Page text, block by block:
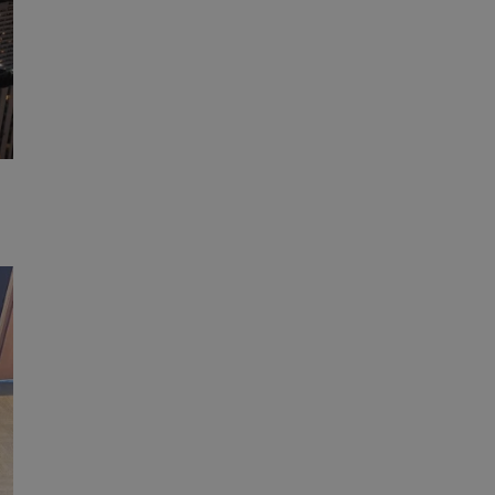
sesji.
sesji.
sesji.
uwierzytelniania
jak
lub interakcji z
o zgodzie
Rejestruje
w kolejnych
musi ponownie
wygodę i
Cookie-
dotyczących
to konieczne,
poprawnie.